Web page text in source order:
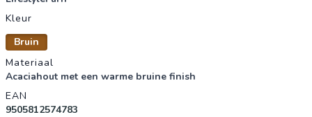
Kleur
Bruin
Materiaal
Acaciahout met een warme bruine finish
EAN
9505812574783